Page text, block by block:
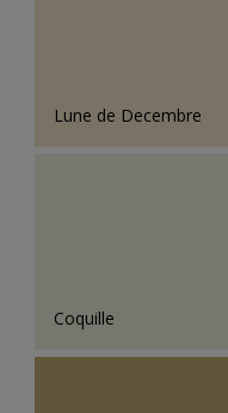
Lune de Decembre
Coquille